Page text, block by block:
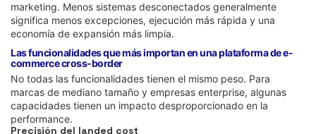
marketing. Menos sistemas desconectados generalmente
significa menos excepciones, ejecución más rápida y una
economía de expansión más limpia.
Las funcionalidades que más importan en una plataforma de e-
commerce cross-border
No todas las funcionalidades tienen el mismo peso. Para
marcas de mediano tamaño y empresas enterprise, algunas
capacidades tienen un impacto desproporcionado en la
performance.
Precisión del landed cost